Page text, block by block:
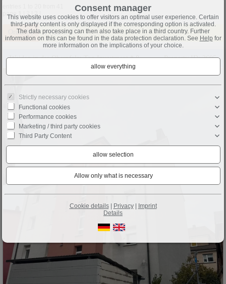
page
2 3
Order by Price ↑
Weiden in der Oberpfalz: Top Investment * 8 Fam.-Wohnhaus -- gut vermietet ** Top ** Zentrumsnah Property ID: 3605
Consent manager
This website uses cookies to offer visitors an optimal user experience. Certain
third-party content is only displayed if the corresponding option is activated.
The data processing can then also take place in a third country. Further
information on this can be found in the data protection declaration. See Help for
more information on the implications of your choice.
Strictly necessary cookies
Functional cookies
Performance cookies
Marketing / third party cookies
Third Party Content
Cookie details| Privacy| Imprint
Details